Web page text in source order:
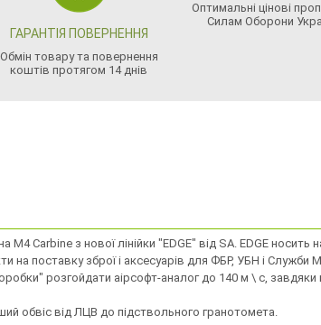
ГАРАНТІЯ ПОВЕРНЕННЯ
Обмін товару та повернення
коштів протягом 14 днів
Оптимальні цінові
Силам Оборони
Carbine з нової лінійки "EDGE" від SA. EDGE
на поставку зброї і аксесуарів для ФБР, УБН і
розгойдати аірсофт-аналог до 140 м \ с,
обвіс від ЛЦВ до підствольного гранотомета.